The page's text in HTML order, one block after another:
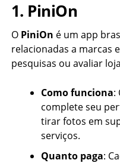
1. PiniOn
O PiniOn é um app
relacionadas a marcas
pesquisas ou avaliar
Como funciona:
complete seu
tirar fotos em
serviços.
Quanto paga: